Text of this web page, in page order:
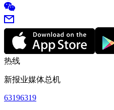
热线
新报业媒体总机
63196319